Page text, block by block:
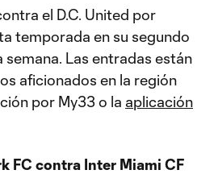
el D.C. United por
temporada en su segundo
semana. Las entradas están
aficionados en la región
por My33 o la aplicación
FC contra Inter Miami CF